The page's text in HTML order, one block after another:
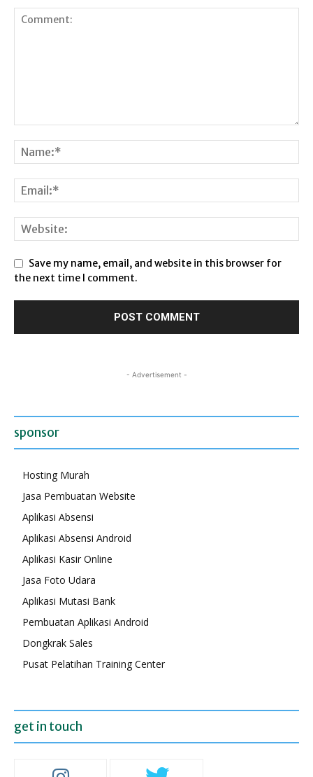
Save my name, email, and website in this browser for
the next time I comment.
- Advertisement -
sponsor
Hosting Murah
Jasa Pembuatan Website
Aplikasi Absensi
Aplikasi Absensi Android
Aplikasi Kasir Online
Jasa Foto Udara
Aplikasi Mutasi Bank
Pembuatan Aplikasi Android
Dongkrak Sales
Pusat Pelatihan Training Center
get in touch